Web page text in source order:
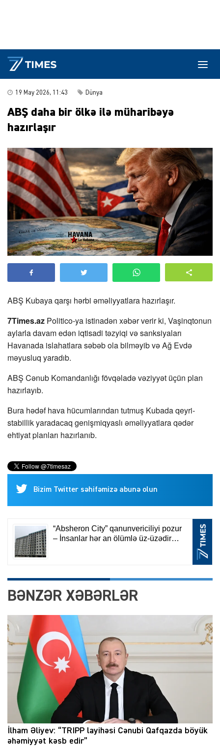
19 May 2026, 11:43 Dünya
ABŞ daha bir ölkə ilə müharibəyə
hazırlaşır
ABŞ Kubaya qarşı hərbi əməliyyatlara hazırlaşır.
7Times.az Politico-ya istinadən xəbər verir ki, Vaşinqtonun
aylarla davam edən iqtisadi təzyiqi və sanksiyaları
Havanada islahatlara səbəb ola bilməyib və Ağ Evdə
məyusluq yaradıb.
ABŞ Cənub Komandanlığı fövqəladə vəziyyət üçün plan
hazırlayıb.
Bura hədəf hava hücumlarından tutmuş Kubada qeyri-
stabillik yaradacaq genişmiqyaslı əməliyyatlara qədər
ehtiyat planları hazırlanıb.
Bizim Twitter səhifəmizə abunə olun
BƏNZƏR XƏBƏRLƏR
İlham Əliyev: “TRIPP layihəsi Cənubi Qafqazda böyük
əhəmiyyət kəsb edir”